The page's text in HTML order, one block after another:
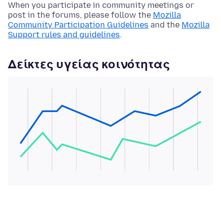
When you participate in community meetings or
post in the forums, please follow the Mozilla
Community Participation Guidelines and the Mozilla
Support rules and guidelines.
Δείκτες υγείας κοινότητας